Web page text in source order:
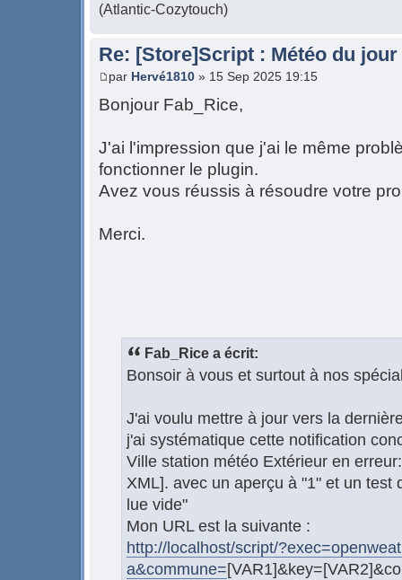
(Atlantic-Cozytouch)
Re: [Store]Script : Météo du jour
par Hervé1810 » 15 Sep 2025 19:15
Bonjour Fab_Rice,
J'ai l'impression que j'ai le même
fonctionner le plugin.
Avez vous réussis à résoudre votre
Merci.
Fab_Rice a écrit:
Bonsoir à vous et surtout à nos
J'ai voulu mettre à jour vers la
j'ai systématique cette notification
Ville station météo Extérieur en
XML]. avec un aperçu à "1" et un test
lue vide"
Mon URL est la suivante :
http://localhost/script/
a&commune=